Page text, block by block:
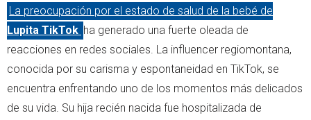
t
t
e
r
t
s
a
p
p
La preocupación por el estado de salud de la bebé de
Lupita TikTok ha generado una fuerte oleada de
reacciones en redes sociales. La influencer regiomontana,
conocida por su carisma y espontaneidad en TikTok, se
encuentra enfrentando uno de los momentos más delicados
de su vida. Su hija recién nacida fue hospitalizada de